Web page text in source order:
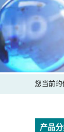
您当前的
产品